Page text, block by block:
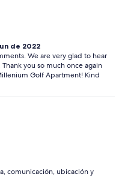
de 2022
We are very glad to hear
you so much once again
Golf Apartment! Kind
comunicación, ubicación y